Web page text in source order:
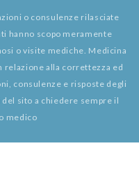
o consulenze rilasciate
hanno scopo meramente
o visite mediche. Medicina
relazione alla correttezza ed
consulenze e risposte degli
sito a chiedere sempre il
medico